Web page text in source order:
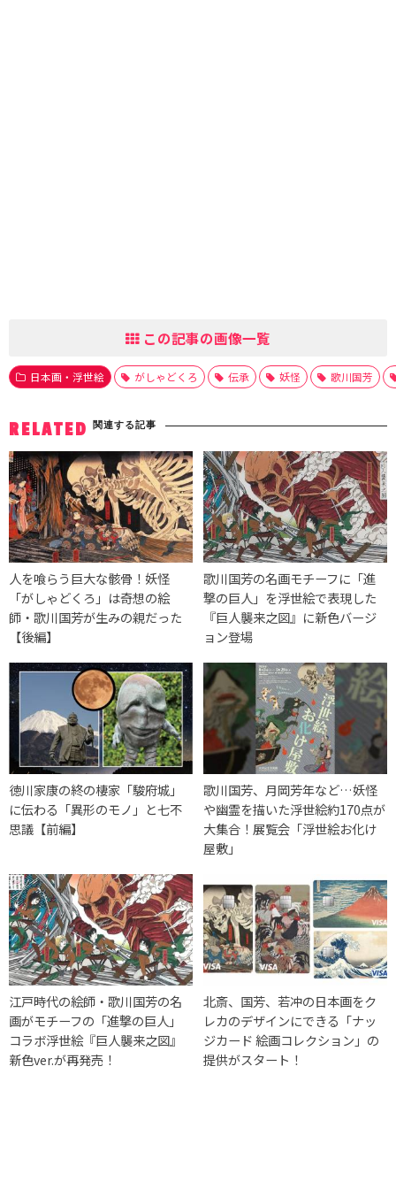
この記事の画像一覧
日本画・浮世絵 がしゃどくろ 伝承 妖怪 歌川国芳
RELATED 関連する記事
人を喰らう巨大な骸骨！妖怪
「がしゃどくろ」は奇想の絵
師・歌川国芳が生みの親だった
【後編】
歌川国芳の名画モチーフに「進
撃の巨人」を浮世絵で表現した
『巨人襲来之図』に新色バージ
ョン登場
徳川家康の終の棲家「駿府城」
に伝わる「異形のモノ」と七不
思議【前編】
歌川国芳、月岡芳年など…妖怪
や幽霊を描いた浮世絵約170点が
大集合！展覧会「浮世絵お化け
屋敷」
江戸時代の絵師・歌川国芳の名
画がモチーフの「進撃の巨人」
コラボ浮世絵『巨人襲来之図』
新色ver.が再発売！
北斎、国芳、若冲の日本画をク
レカのデザインにできる「ナッ
ジカード 絵画コレクション」の
提供がスタート！